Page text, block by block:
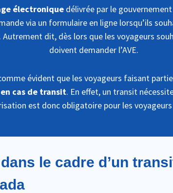
électronique délivrée par le
via un formulaire en ligne lorsqu’ils
Autrement dit, dès lors que les voyageurs
doivent demander l’AVE.
évident que les voyageurs faisant
en cas de transit. En effet, un transit
est donc obligatoire pour les
le cadre d’un